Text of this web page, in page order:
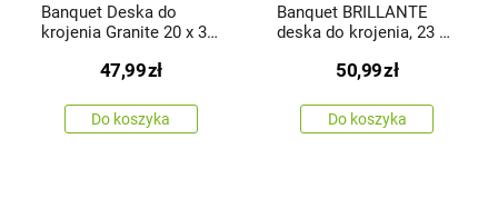
Banquet Deska do
krojenia Granite 20 x 30
47,99zł
Do koszyka
Banquet BRILLANTE
deska do krojenia, 23 x
50,99zł
Do koszyka